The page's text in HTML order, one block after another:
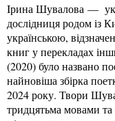
Iрина Шувалова —
дослідниця родом із
українською,
книг у перекладах
(2020) було названо
найновіша збірка
2024 року. Твори
тридцятьма мовами